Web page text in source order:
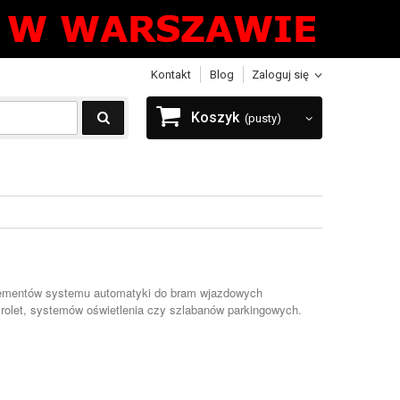
Zaloguj się
Kontakt Blog
Koszyk (pusty)
systemu automatyki do bram wjazdowych
systemów oświetlenia czy szlabanów parkingowych.